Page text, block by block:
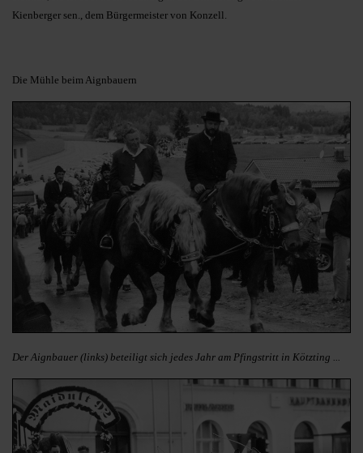
Kienberger sen., dem Bürgermeister von Konzell.
Die Mühle beim Aignbauern
Der Aignbauer (links) beteiligt sich jedes Jahr am Pfingstritt in Kötzting ...